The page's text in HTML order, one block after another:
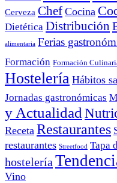
Cerveza Chef Cocina
Dietética Distribución
alimentaria Ferias
Formación Formación
Hostelería Hábitos
Jornadas gastronómicas
y Actualidad
Receta Restaurantes
restaurantes Streetfood Tapa
hostelería
Vino